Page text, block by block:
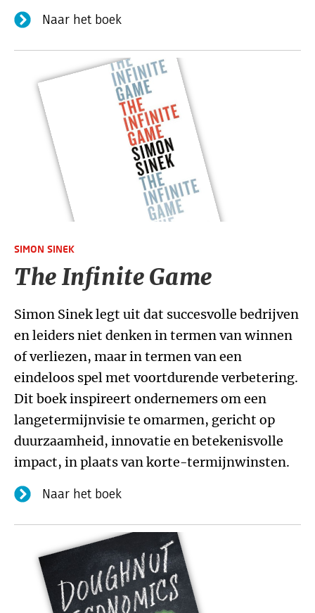
Naar het boek
SIMON SINEK
The Infinite Game
Simon Sinek legt uit dat succesvolle bedrijven
en leiders niet denken in termen van winnen
of verliezen, maar in termen van een
eindeloos spel met voortdurende verbetering.
Dit boek inspireert ondernemers om een
langetermijnvisie te omarmen, gericht op
duurzaamheid, innovatie en betekenisvolle
impact, in plaats van korte-termijnwinsten.
Naar het boek